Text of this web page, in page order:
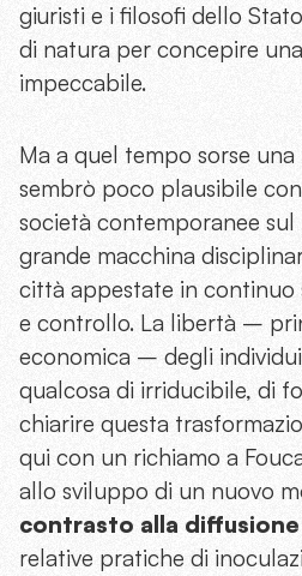
giuristi e i filosofi dello
di natura per concepire
impeccabile.
Ma a quel tempo sorse una
sembrò poco plausibile
società contemporanee
grande macchina
città appestate in continuo
e controllo. La libertà –
economica – degli
qualcosa di irriducibile, di
chiarire questa
qui con un richiamo a
allo sviluppo di un nuovo
contrasto alla
relative pratiche di